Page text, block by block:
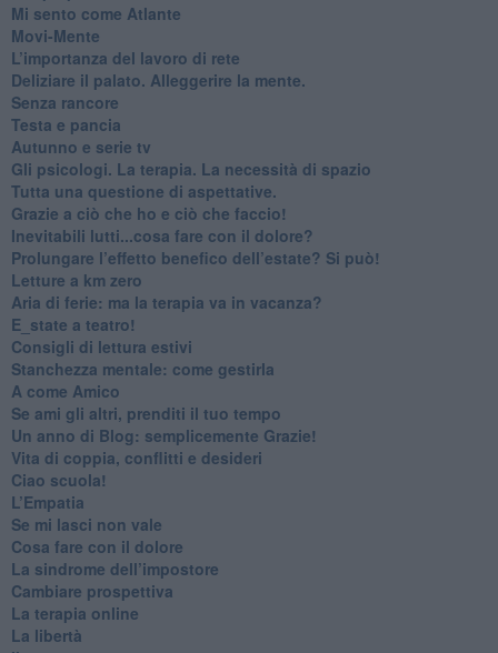
​Mi sento come Atlante
​Movi-Mente
​L’importanza del lavoro di rete
​Deliziare il palato. Alleggerire la mente.
​Senza rancore
​Testa e pancia
​Autunno e serie tv
​Gli psicologi. La terapia. La necessità di spazio
​Tutta una questione di aspettative.
​Grazie a ciò che ho e ciò che faccio!
​Inevitabili lutti...cosa fare con il dolore?
Prolungare l’effetto benefico dell’estate? Si può!
​Letture a km zero
​Aria di ferie: ma la terapia va in vacanza?
​E_state a teatro!
​Consigli di lettura estivi
​Stanchezza mentale: come gestirla
​A come Amico
​Se ami gli altri, prenditi il tuo tempo
​Un anno di Blog: semplicemente Grazie!
​Vita di coppia, conflitti e desideri
​Ciao scuola!
​L’Empatia
​Se mi lasci non vale
Cosa fare con il dolore
​La sindrome dell’impostore
​Cambiare prospettiva
La terapia online
La libertà